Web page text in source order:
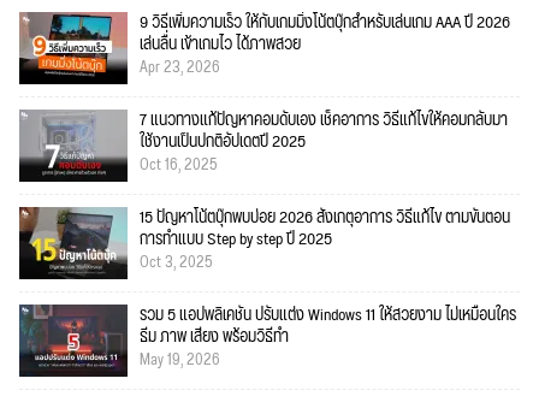
9 วิธีเพิ่มความเร็ว ให้กับเกมมิ่งโน้ตบุ๊กสำหรับเล่นเกม AAA ปี 2026
เล่นลื่น เข้าเกมไว ได้ภาพสวย
Apr 23, 2026
7 แนวทางแก้ปัญหาคอมดับเอง เช็คอาการ วิธีแก้ไขให้คอมกลับมา
ใช้งานเป็นปกติอัปเดตปี 2025
Oct 16, 2025
15 ปัญหาโน้ตบุ๊กพบบ่อย 2026 สังเกตุอาการ วิธีแก้ไข ตามขั้นตอน
การทำแบบ Step by step ปี 2025
Oct 3, 2025
รวม 5 แอปพลิเคชัน ปรับแต่ง Windows 11 ให้สวยงาม ไม่เหมือนใคร
ธีม ภาพ เสียง พร้อมวิธีทำ
May 19, 2026